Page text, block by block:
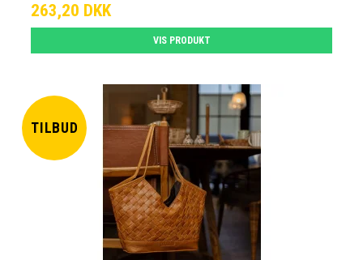
263,20 DKK
VIS PRODUKT
TILBUD